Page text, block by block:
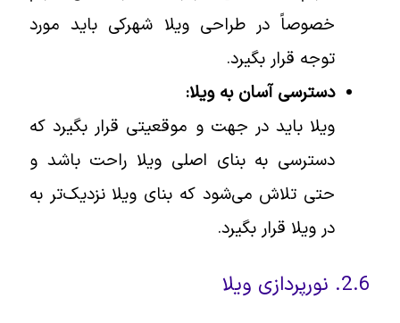
خصوصاً در طراحی ویلا شهرکی باید مورد
توجه قرار بگیرد.
دسترسی آسان به ویلا:
ویلا باید در جهت و موقعیتی قرار بگیرد که
دسترسی به بنای اصلی ویلا راحت باشد و
حتی تلاش می‌شود که بنای ویلا نزدیک‌تر به
در ویلا قرار بگیرد.
2.6. نورپردازی ویلا